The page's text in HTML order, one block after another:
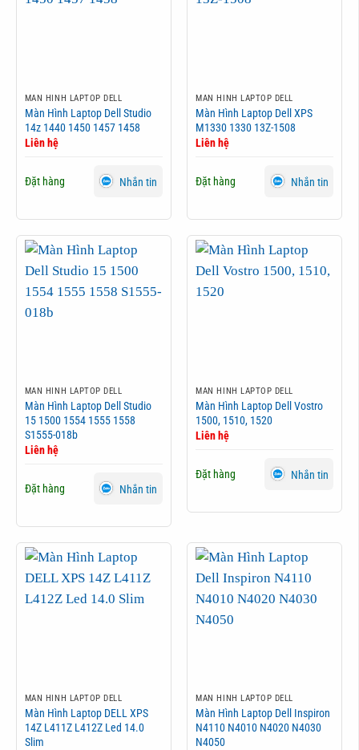
MÀN HÌNH LAPTOP DELL
Màn Hình Laptop Dell Studio
14z 1440 1450 1457 1458
Liên hệ
Đặt hàng Nhắn tin
MÀN HÌNH LAPTOP DELL
Màn Hình Laptop Dell XPS
M1330 1330 13Z-1508
Liên hệ
Đặt hàng Nhắn tin
MÀN HÌNH LAPTOP DELL
Màn Hình Laptop Dell Studio
15 1500 1554 1555 1558
S1555-018b
Liên hệ
Đặt hàng Nhắn tin
MÀN HÌNH LAPTOP DELL
Màn Hình Laptop Dell Vostro
1500, 1510, 1520
Liên hệ
Đặt hàng Nhắn tin
MÀN HÌNH LAPTOP DELL
Màn Hình Laptop DELL XPS
14Z L411Z L412Z Led 14.0
Slim
MÀN HÌNH LAPTOP DELL
Màn Hình Laptop Dell Inspiron
N4110 N4010 N4020 N4030
N4050